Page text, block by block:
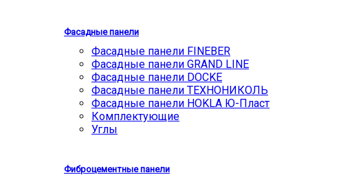
Фасадные панели
Фасадные панели FINEBER
Фасадные панели GRAND LINE
Фасадные панели DOCKE
Фасадные панели ТЕХНОНИКОЛЬ
Фасадные панели HOKLA Ю-Пласт
Комплектующие
Углы
Фиброцементные панели